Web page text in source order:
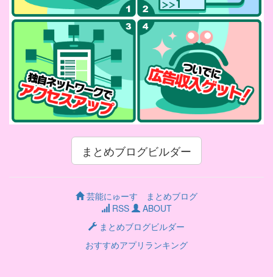
まとめブログビルダー
芸能にゅーす まとめブログ
RSS
ABOUT
まとめブログビルダー
おすすめアプリランキング